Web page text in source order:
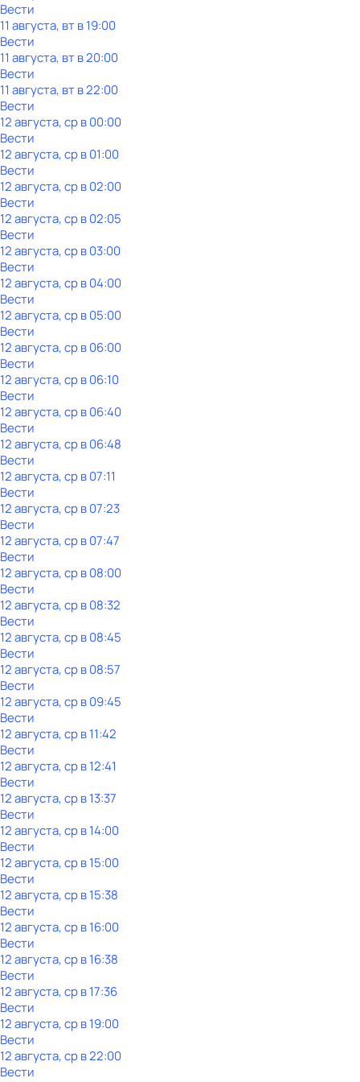
Вести
11 августа, вт в 19:00
Вести
11 августа, вт в 20:00
Вести
11 августа, вт в 22:00
Вести
12 августа, ср в 00:00
Вести
12 августа, ср в 01:00
Вести
12 августа, ср в 02:00
Вести
12 августа, ср в 02:05
Вести
12 августа, ср в 03:00
Вести
12 августа, ср в 04:00
Вести
12 августа, ср в 05:00
Вести
12 августа, ср в 06:00
Вести
12 августа, ср в 06:10
Вести
12 августа, ср в 06:40
Вести
12 августа, ср в 06:48
Вести
12 августа, ср в 07:11
Вести
12 августа, ср в 07:23
Вести
12 августа, ср в 07:47
Вести
12 августа, ср в 08:00
Вести
12 августа, ср в 08:32
Вести
12 августа, ср в 08:45
Вести
12 августа, ср в 08:57
Вести
12 августа, ср в 09:45
Вести
12 августа, ср в 11:42
Вести
12 августа, ср в 12:41
Вести
12 августа, ср в 13:37
Вести
12 августа, ср в 14:00
Вести
12 августа, ср в 15:00
Вести
12 августа, ср в 15:38
Вести
12 августа, ср в 16:00
Вести
12 августа, ср в 16:38
Вести
12 августа, ср в 17:36
Вести
12 августа, ср в 19:00
Вести
12 августа, ср в 22:00
Вести